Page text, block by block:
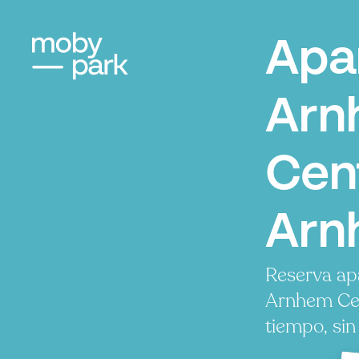
Reserva
Arnhem
tiempo,